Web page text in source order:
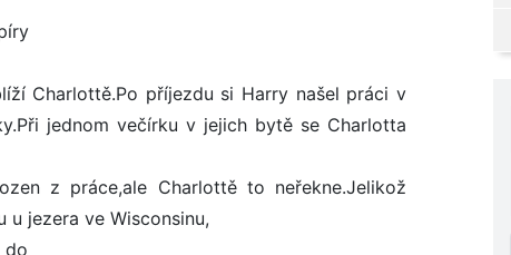
Charlottě.Po příjezdu si Harry našel práci v
jednom večírku v jejich bytě se Charlotta
z práce,ale Charlottě to neřekne.Jelikož
jezera ve Wisconsinu,
do